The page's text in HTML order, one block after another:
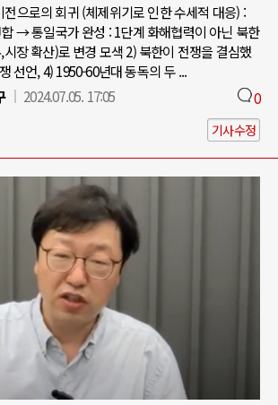
으로의 회귀 (체제위기로 인한 수세적 대응) :
→ 통일국가 완성 : 1단계 화해협력이 아닌 북한
장 확산)로 변경 모색 2) 북한이 전쟁을 결심했
선언, 4) 1950-60년대 동독의 두 ...
2024.07.05. 17:05 0
기사수정